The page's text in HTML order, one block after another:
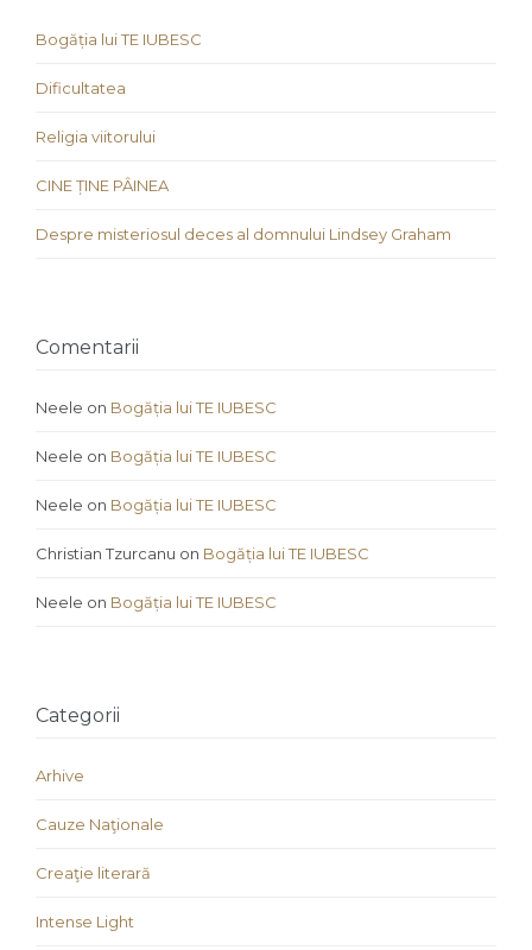
Bogăția lui TE IUBESC
Dificultatea
Religia viitorului
CINE ȚINE PÂINEA
Despre misteriosul deces al domnului Lindsey Graham
Comentarii
Neele on Bogăția lui TE IUBESC
Neele on Bogăția lui TE IUBESC
Neele on Bogăția lui TE IUBESC
Christian Tzurcanu on Bogăția lui TE IUBESC
Neele on Bogăția lui TE IUBESC
Categorii
Arhive
Cauze Naţionale
Creaţie literară
Intense Light